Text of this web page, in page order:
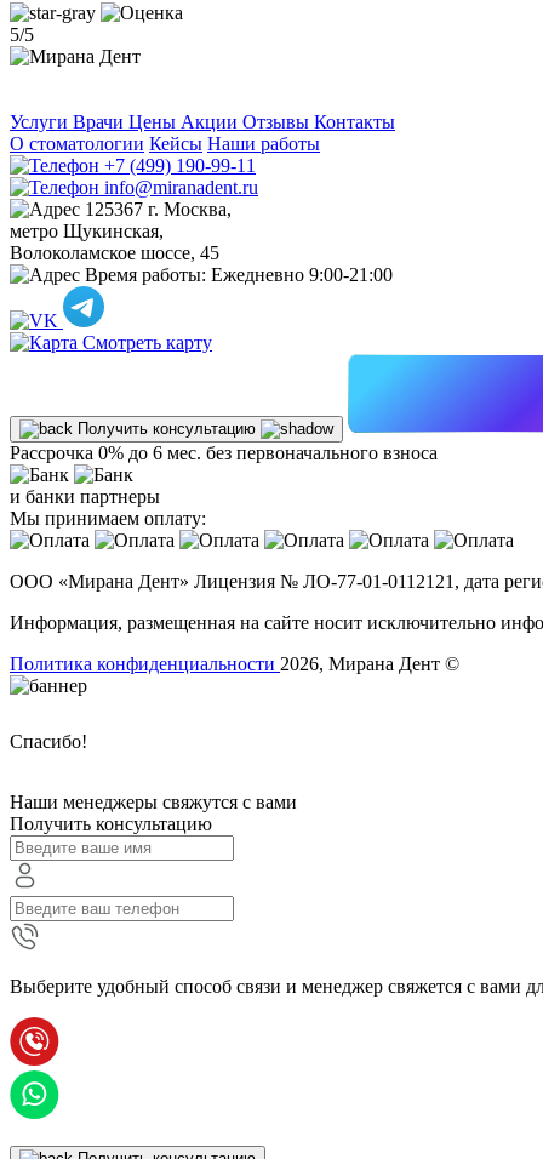
5/5
Услуги Врачи Цены Акции Отзывы Контакты
О стоматологии Кейсы Наши работы
+7 (499) 190-99-11
info@miranadent.ru
125367 г. Москва,
метро Щукинская,
Волоколамское шоссе, 45
Время работы: Ежедневно 9:00-21:00
Смотреть карту
Получить консультацию
Рассрочка 0% до 6 мес. без первоначального взноса
и банки партнеры
Мы принимаем оплату:
ООО «Мирана Дент» Лицензия № ЛО-77-01-0112121, дата
Информация, размещенная на сайте носит исключительно
Политика конфиденциальности 2026, Мирана Дент ©
Спасибо!
Наши менеджеры свяжутся с вами
Получить консультацию
Выберите удобный способ связи и менеджер свяжется с вами